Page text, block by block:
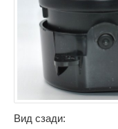
Вид сзади: